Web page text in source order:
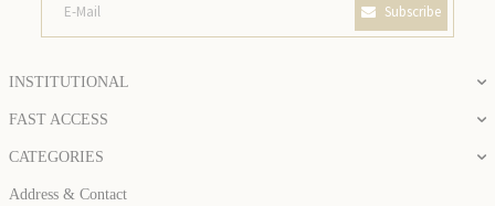
Subscribe
INSTITUTIONAL
FAST ACCESS
CATEGORIES
Address & Contact